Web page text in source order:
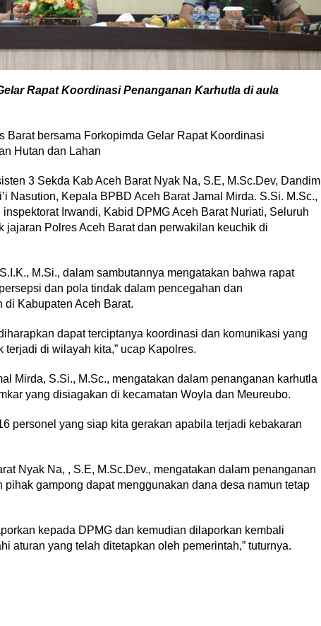
Rapat Koordinasi Penanganan Karhutla di aula
bersama Forkopimda Gelar Rapat Koordinasi
Hutan dan Lahan
3 Sekda Kab Aceh Barat Nyak Na, S.E, M.Sc.Dev, Dandim
Nasution, Kepala BPBD Aceh Barat Jamal Mirda. S.Si. M.Sc.,
Irwandi, Kabid DPMG Aceh Barat Nuriati, Seluruh
jajaran Polres Aceh Barat dan perwakilan keuchik di
M.Si., dalam sambutannya mengatakan bahwa rapat
dan pola tindak dalam pencegahan dan
Kabupaten Aceh Barat.
dapat terciptanya koordinasi dan komunikasi yang
di wilayah kita,” ucap Kapolres.
Mirda, S.Si., M.Sc., mengatakan dalam penanganan karhutla
yang disiagakan di kecamatan Woyla dan Meureubo.
personel yang siap kita gerakan apabila terjadi kebakaran
Nyak Na, , S.E, M.Sc.Dev., mengatakan dalam penanganan
gampong dapat menggunakan dana desa namun tetap
kepada DPMG dan kemudian dilaporkan kembali
aturan yang telah ditetapkan oleh pemerintah,” tuturnya.